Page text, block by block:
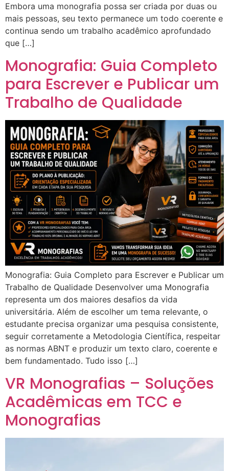
Embora uma monografia possa ser criada por duas ou
mais pessoas, seu texto permanece um todo coerente e
continua sendo um trabalho acadêmico aprofundado
que […]
Monografia: Guia Completo
para Escrever e Publicar um
Trabalho de Qualidade
Monografia: Guia Completo para Escrever e Publicar um
Trabalho de Qualidade Desenvolver uma Monografia
representa um dos maiores desafios da vida
universitária. Além de escolher um tema relevante, o
estudante precisa organizar uma pesquisa consistente,
seguir corretamente a Metodologia Científica, respeitar
as normas ABNT e produzir um texto claro, coerente e
bem fundamentado. Tudo isso […]
VR Monografias – Soluções
Acadêmicas em TCC e
Monografias